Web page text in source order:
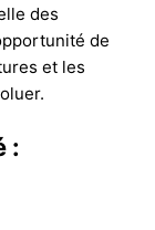
des
de
et les
: